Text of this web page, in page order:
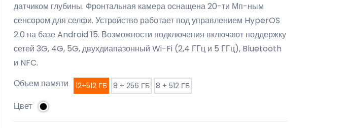
датчиком глубины. Фронтальная камера оснащена 20-ти Мп-ным
сенсором для селфи. Устройство работает под управлением HyperOS
2.0 на базе Android 15. Возможности подключения включают поддержку
сетей 3G, 4G, 5G, двухдиапазонный Wi-Fi (2,4 ГГц и 5 ГГц), Bluetooth
и NFC.
Объем памяти
12+512 ГБ 8 + 256 ГБ 8 + 512 ГБ
Цвет